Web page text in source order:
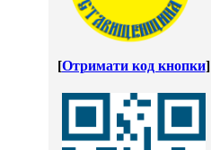
[Отримати код кнопки]